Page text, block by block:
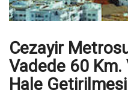
Cezayir
Vadede 60 Km.
Hale